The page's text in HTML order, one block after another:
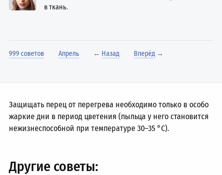
в ткань.
999 советов Апрель ← Назад Вперёд→
Защищать перец от перегрева необходимо только в особо
жаркие дни в период цветения (пыльца у него становится
нежизнеспособной при температуре30–35 °C).
Другие советы: